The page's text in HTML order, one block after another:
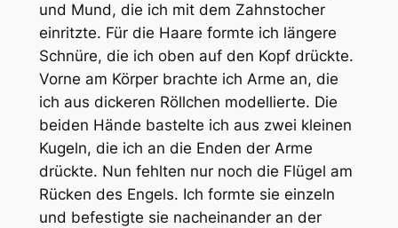
und Mund, die ich mit dem Zahnstocher
einritzte. Für die Haare formte ich längere
Schnüre, die ich oben auf den Kopf drückte.
Vorne am Körper brachte ich Arme an, die
ich aus dickeren Röllchen modellierte. Die
beiden Hände bastelte ich aus zwei kleinen
Kugeln, die ich an die Enden der Arme
drückte. Nun fehlten nur noch die Flügel am
Rücken des Engels. Ich formte sie einzeln
und befestigte sie nacheinander an der